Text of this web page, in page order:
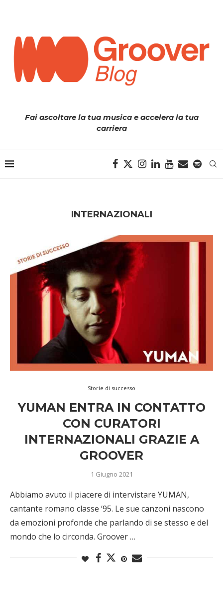
Fai ascoltare la tua musica e accelera la tua
carriera
INTERNAZIONALI
Storie di successo
YUMAN ENTRA IN CONTATTO
CON CURATORI
INTERNAZIONALI GRAZIE A
GROOVER
1 Giugno 2021
Abbiamo avuto il piacere di intervistare YUMAN,
cantante romano classe ‘95. Le sue canzoni nascono
da emozioni profonde che parlando di se stesso e del
mondo che lo circonda. Groover …